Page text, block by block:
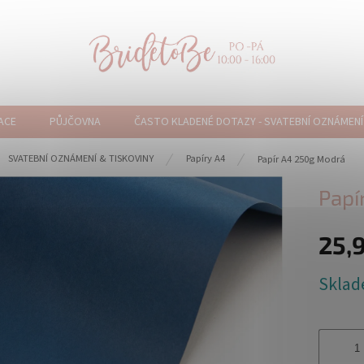
PŮJČOVNA ČASTO KLADENÉ DOTAZY - SVATEBNÍ OZNÁMENÍ
SVATEBNÍ OZNÁMENÍ & TISKOVINY Papíry A4 Papír A4 250g Modrá
cena: